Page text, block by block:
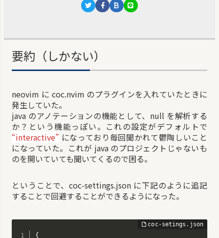
要約（しかない）
neovim に coc.nvim のプラグインを入れていたときに
発生していた。
java のアノテーションの機能として、null を解析する
か？という機能っぽい。これの設定がデフォルトで
“interactive” になっており毎回聞かれて鬱陶しいこと
になっていた。これが java のプロジェクトじゃないも
のを開いていても聞いてくるので困る。
ということで、coc-settings.json に下記のように追記
することで回避することができるようになった。
{